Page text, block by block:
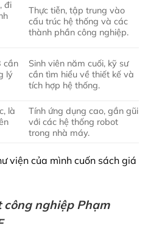
đi
Thực tiễn, tập trung vào
cấu trúc hệ thống và các
thành phần công nghiệp.
cần
lý
Sinh viên năm cuối, kỹ sư
cần tìm hiểu về thiết kế và
tích hợp hệ thống.
là
Tính ứng dụng cao, gần gũi
với các hệ thống robot
trong nhà máy.
viện của mình cuốn sách giá
nghiệp Phạm